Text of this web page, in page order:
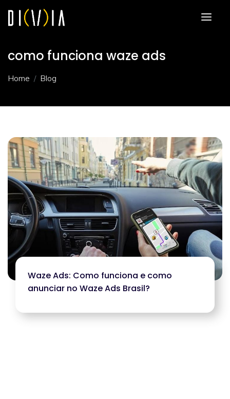
como funciona waze ads
Home Blog
Waze Ads: Como funciona e como
anunciar no Waze Ads Brasil?